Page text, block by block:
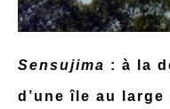
Sensujima : à la
d’une île au large